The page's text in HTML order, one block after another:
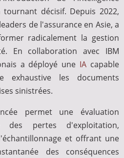
décisif. Depuis 2022,
de l'assurance en Asie, a
radicalement la gestion
En collaboration avec IBM
a déployé une IA capable
exhaustive les documents
sinistrées.
permet une évaluation
des pertes d'exploitation,
et offrant une
des conséquences